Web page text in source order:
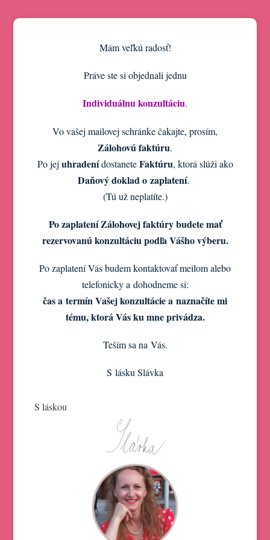
Mám veľkú radosť!
Práve ste si objednali jednu
Individuálnu konzultáciu.
Vo vašej mailovej schránke čakajte, prosím,
Zálohovú faktúru.
Po jej uhradenídostaneteFaktúru, ktorá slúži ako
Daňový doklad o zaplatení.
(Tú už neplatíte.)
Po zaplatení Zálohovej faktúry budete mať
rezervovanú konzultáciu podľa Vášho výberu.
Po zaplatení Vás budem kontaktovať meilom alebo
telefonicky a dohodneme si:
čas a termín Vašej konzultácie a naznačíte mi
tému, ktorá Vás ku mne privádza.
Teším sa na Vás.
S lásku Slávka
S láskou